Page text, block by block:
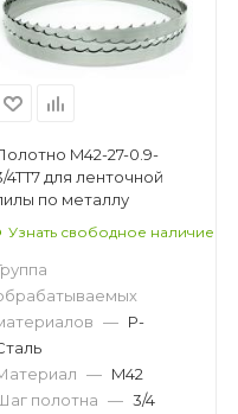
M42-27-0.9-
4TT7 для ленточной
по металлу
Узнать свободное наличие
— P-
— M42
полотна — 3/4